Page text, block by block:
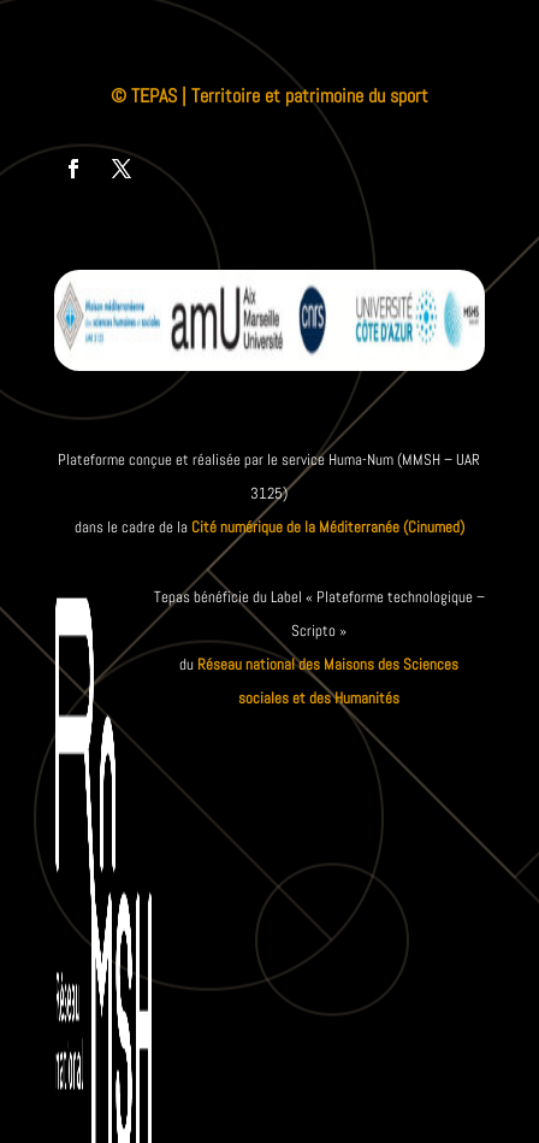
© TEPAS | Territoire et patrimoine du sport
Plateforme conçue et réalisée par le service Huma-Num (MMSH – UAR
3125)
dans le cadre de la Cité numérique de la Méditerranée (Cinumed)
Tepas bénéficie du Label « Plateforme technologique –
Scripto »
du Réseau national des Maisons des Sciences
sociales et des Humanités